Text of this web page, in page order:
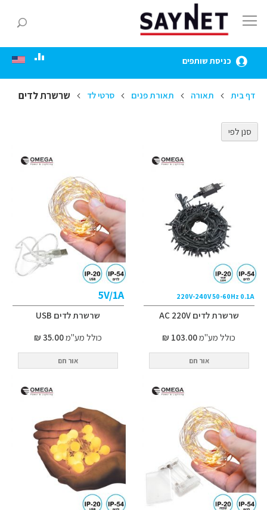
to
Content
כניסת שותפים
דף בית תאורה תאורת פנים סרטי לד שרשרת לדים
220V-240V 50-60Hz 0.1A
שרשרת לדים AC 220V
כולל מע"מ103.00 ₪
אור חם
5V/1A
שרשרת לדים USB
כולל מע"מ35.00 ₪
אור חם
סנן לפי